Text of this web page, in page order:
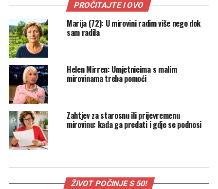
PROČITAJTE I OVO
Marija (72): U mirovini radim više nego dok
sam radila
Helen Mirren: Umjetnicima s malim
mirovinama treba pomoći
Zahtjev za starosnu ili prijevremenu
mirovinu: kada ga predati i gdje se podnosi
.
ŽIVOT POČINJE S 50!